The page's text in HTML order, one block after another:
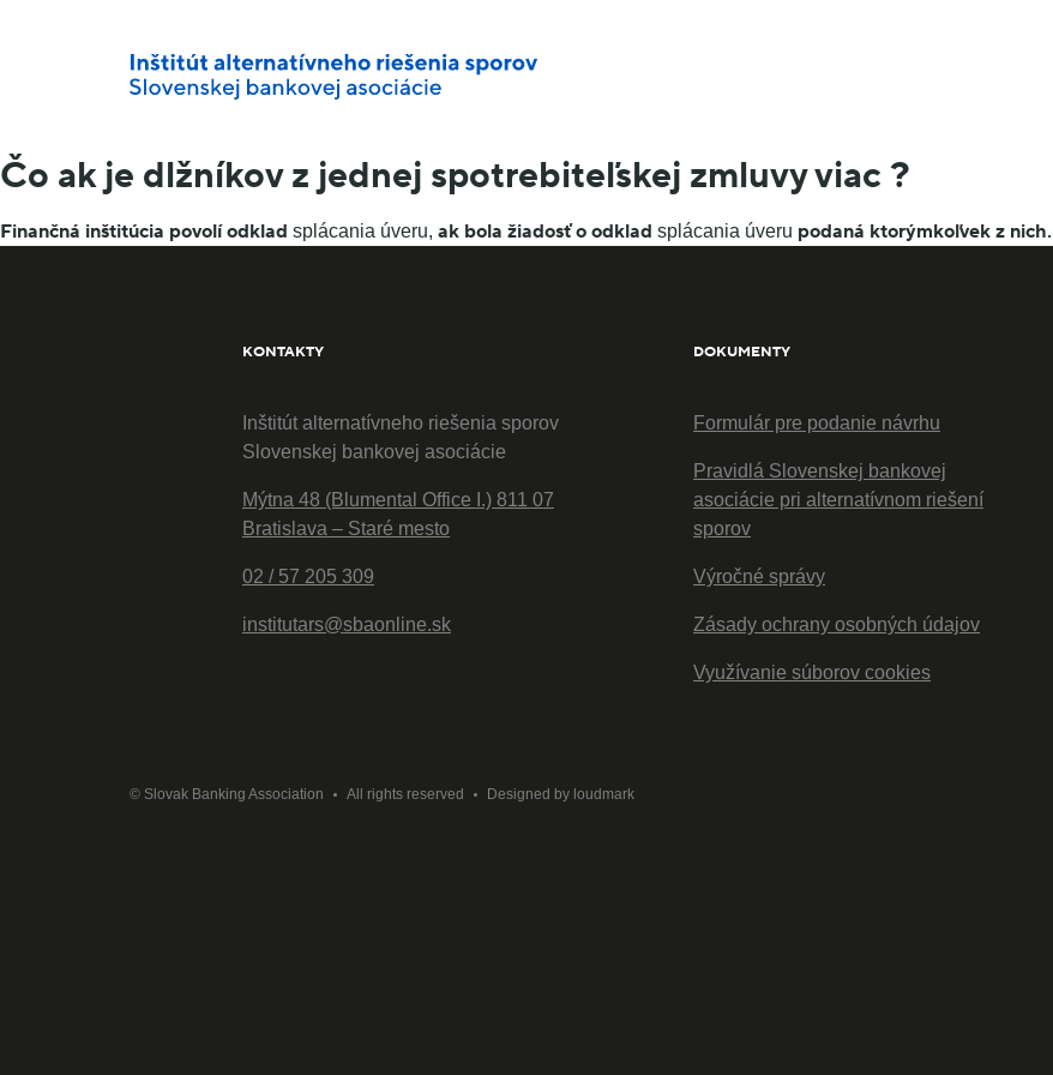
Čo ak je dlžníkov z jednej spotrebiteľskej zmluvy viac ?
Finančná inštitúcia povolí odklad splácania úveru, ak bola žiadosť o odklad splácania úveru podaná ktorýmkoľvek z nich.
KONTAKTY
Inštitút alternatívneho riešenia sporov
Slovenskej bankovej asociácie
Mýtna 48 (Blumental Office I.) 811 07
Bratislava – Staré mesto
02 / 57 205 309
institutars@sbaonline.sk
DOKUMENTY
Formulár pre podanie návrhu
Pravidlá Slovenskej bankovej
asociácie pri alternatívnom riešení
sporov
Výročné správy
Zásady ochrany osobných údajov
Využívanie súborov cookies
© Slovak Banking Association All rights reserved Designed by loudmark